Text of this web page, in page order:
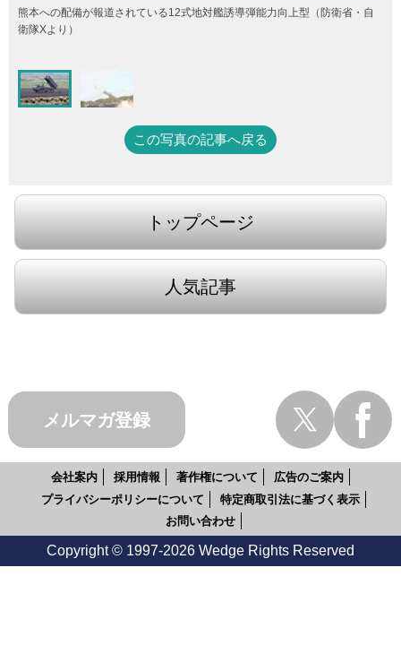
熊本への配備が報道されている12式地対艦誘導弾能力向上型（防衛省・自
衛隊Xより）
この写真の記事へ戻る
トップページ
人気記事
メルマガ登録
会社案内 採用情報 著作権について
広告のご案内
プライバシーポリシーについて
特定商取引法に基づく表示
お問い合わせ
Copyright © 1997-2026 Wedge Rights Reserved